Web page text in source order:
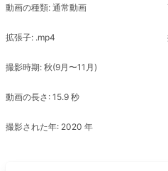
動画の種類: 通常動画
拡張子: .mp4
撮影時期: 秋(9月〜11月)
動画の長さ: 15.9 秒
撮影された年: 2020 年